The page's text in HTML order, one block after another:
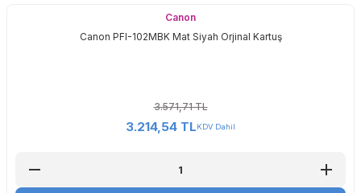
Canon
Canon PFI-102MBK Mat Siyah Orjinal Kartuş
3.571,71 TL
3.214,54 TLKDV Dahil